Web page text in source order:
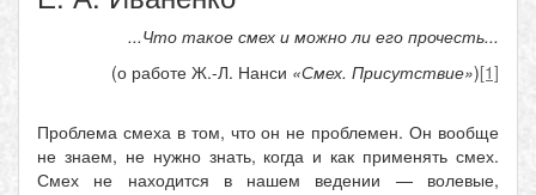
...Что такое смех и можно ли его прочесть...
(о работе Ж.-Л. Нанси «Смех. Присутствие»)[1]
Проблема смеха в том, что он не проблемен. Он вообще
не знаем, не нужно знать, когда и как применять смех.
Смех не находится в нашем ведении — волевые,